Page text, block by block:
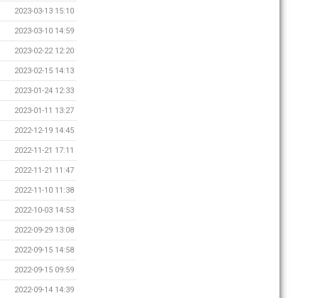
2023-03-13 15:10
2023-03-10 14:59
2023-02-22 12:20
2023-02-15 14:13
2023-01-24 12:33
2023-01-11 13:27
2022-12-19 14:45
2022-11-21 17:11
2022-11-21 11:47
2022-11-10 11:38
2022-10-03 14:53
2022-09-29 13:08
2022-09-15 14:58
2022-09-15 09:59
2022-09-14 14:39